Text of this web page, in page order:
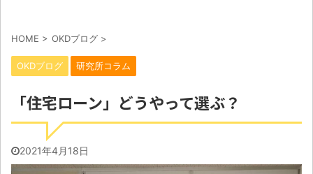
HOME > OKDブログ >
OKDブログ 研究所コラム
「住宅ローン」どうやって選ぶ？
2021年4月18日